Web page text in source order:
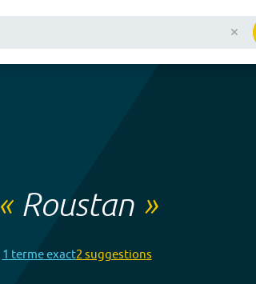
« Roustan»
1 termeexact2 suggestions